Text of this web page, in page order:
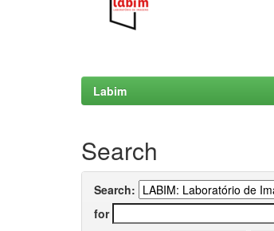
Labim
Search
Search:
for